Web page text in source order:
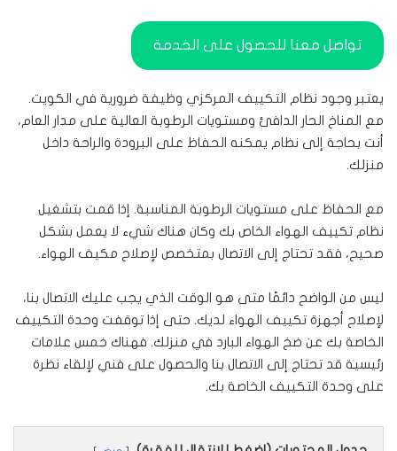
تواصل معنا للحصول على الخدمة
يعتبر وجود نظام التكييف المركزي وظيفة ضرورية في الكويت.
مع المناخ الحار الدافئ ومستويات الرطوبة العالية على مدار العام،
أنت بحاجة إلى نظام يمكنه الحفاظ على البرودة والراحة داخل
منزلك.
مع الحفاظ على مستويات الرطوبة المناسبة. إذا قمت بتشغيل
نظام تكييف الهواء الخاص بك وكان هناك شيء لا يعمل بشكل
صحيح، فقد تحتاج إلى الاتصال بمتخصص لإصلاح مكيف الهواء.
ليس من الواضح دائمًا متى هو الوقت الذي يجب عليك الاتصال بنا،
لإصلاح أجهزة تكييف الهواء لديك. حتى إذا توقفت وحدة التكييف
الخاصة بك عن ضخ الهواء البارد في منزلك. فهناك خمس علامات
رئيسية قد تحتاج إلى الاتصال بنا والحصول على فني لإلقاء نظرة
على وحدة التكييف الخاصة بك.